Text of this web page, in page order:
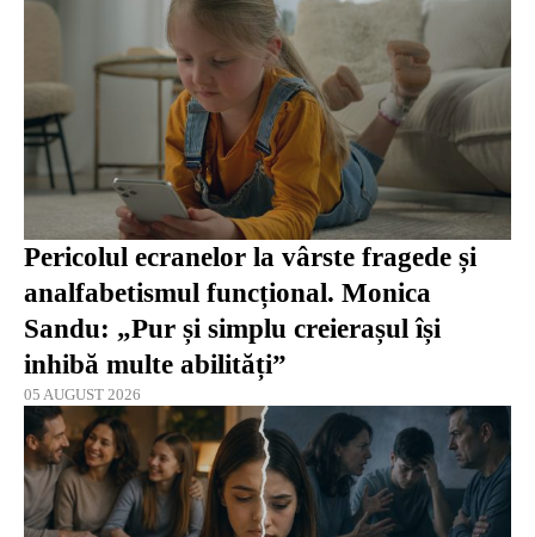
Pericolul ecranelor la vârste fragede și
analfabetismul funcțional. Monica
Sandu: „Pur și simplu creierașul își
inhibă multe abilități”
05 AUGUST 2026